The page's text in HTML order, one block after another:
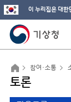
이 누리집은 대한
참여·소통
토론